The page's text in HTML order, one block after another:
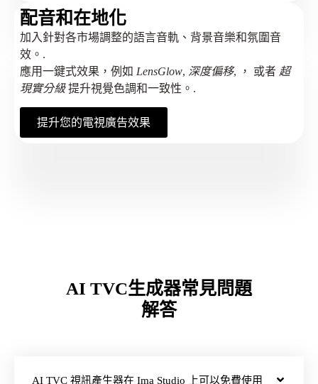
配音和在地化
加入針對各市場調整的語言音軌、背景音樂和氛圍音
效。.
應用一鍵式效果，例如 LensGlow, 深度偏移, ， 或者 超
現實分級提升視覺色調和一致性。.
提升您的電視廣告效果
AI TVC生成器常見問題
解答
AI TVC 視訊產生器在 Ima Studio 上可以免費使用